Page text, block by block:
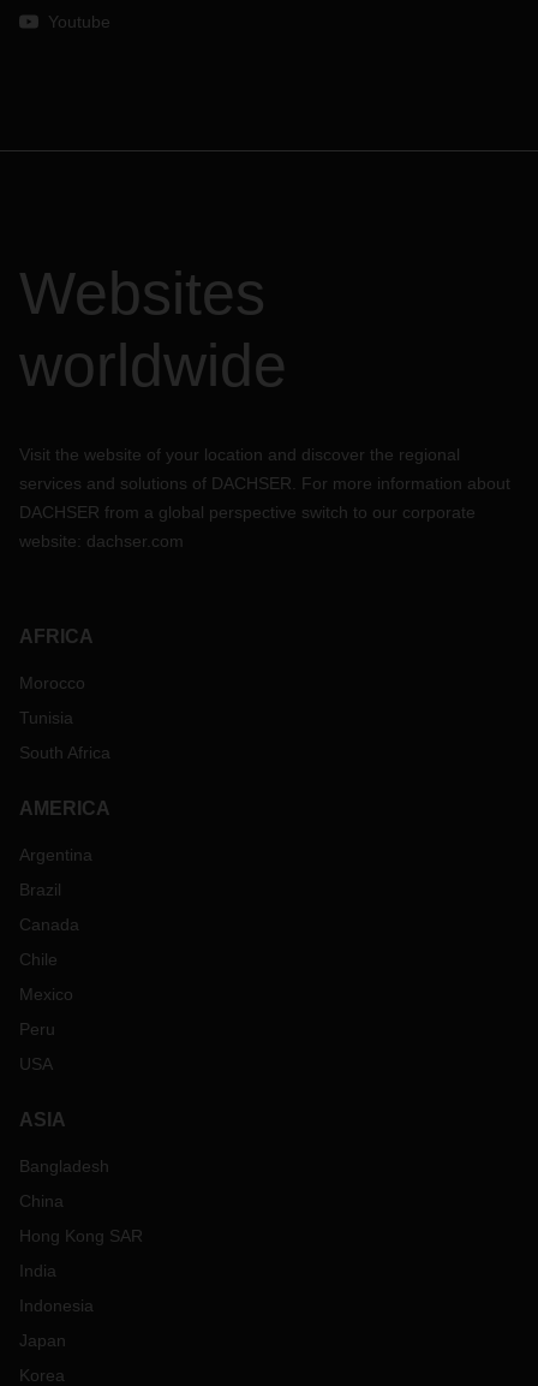
Youtube
Websites
worldwide
Visit the website of your location and discover the regional
services and solutions of DACHSER. For more information about
DACHSER from a global perspective switch to our corporate
website: dachser.com
AFRICA
Morocco
Tunisia
South Africa
AMERICA
Argentina
Brazil
Canada
Chile
Mexico
Peru
USA
ASIA
Bangladesh
China
Hong Kong SAR
India
Indonesia
Japan
Korea